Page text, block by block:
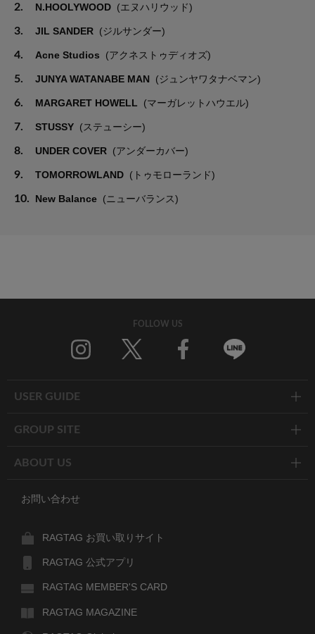
2. N.HOOLYWOOD (エヌハリウッド)
3. JIL SANDER (ジルサンダー)
4. Acne Studios (アクネストゥディオズ)
5. JUNYA WATANABE MAN (ジュンヤワタナベマン)
6. MARGARET HOWELL (マーガレットハウエル)
7. STUSSY (ステューシー)
8. UNDER COVER (アンダーカバー)
9. TOMORROWLAND (トゥモローランド)
10. New Balance (ニューバランス)
FOLLOW US
USER GUIDE
GROUP SITE
ABOUT US
お問い合わせ
RAGTAG お買い取りサイト
RAGTAG 公式アプリ
RAGTAG MEMBER'S CARD
RAGTAG MAGAZINE